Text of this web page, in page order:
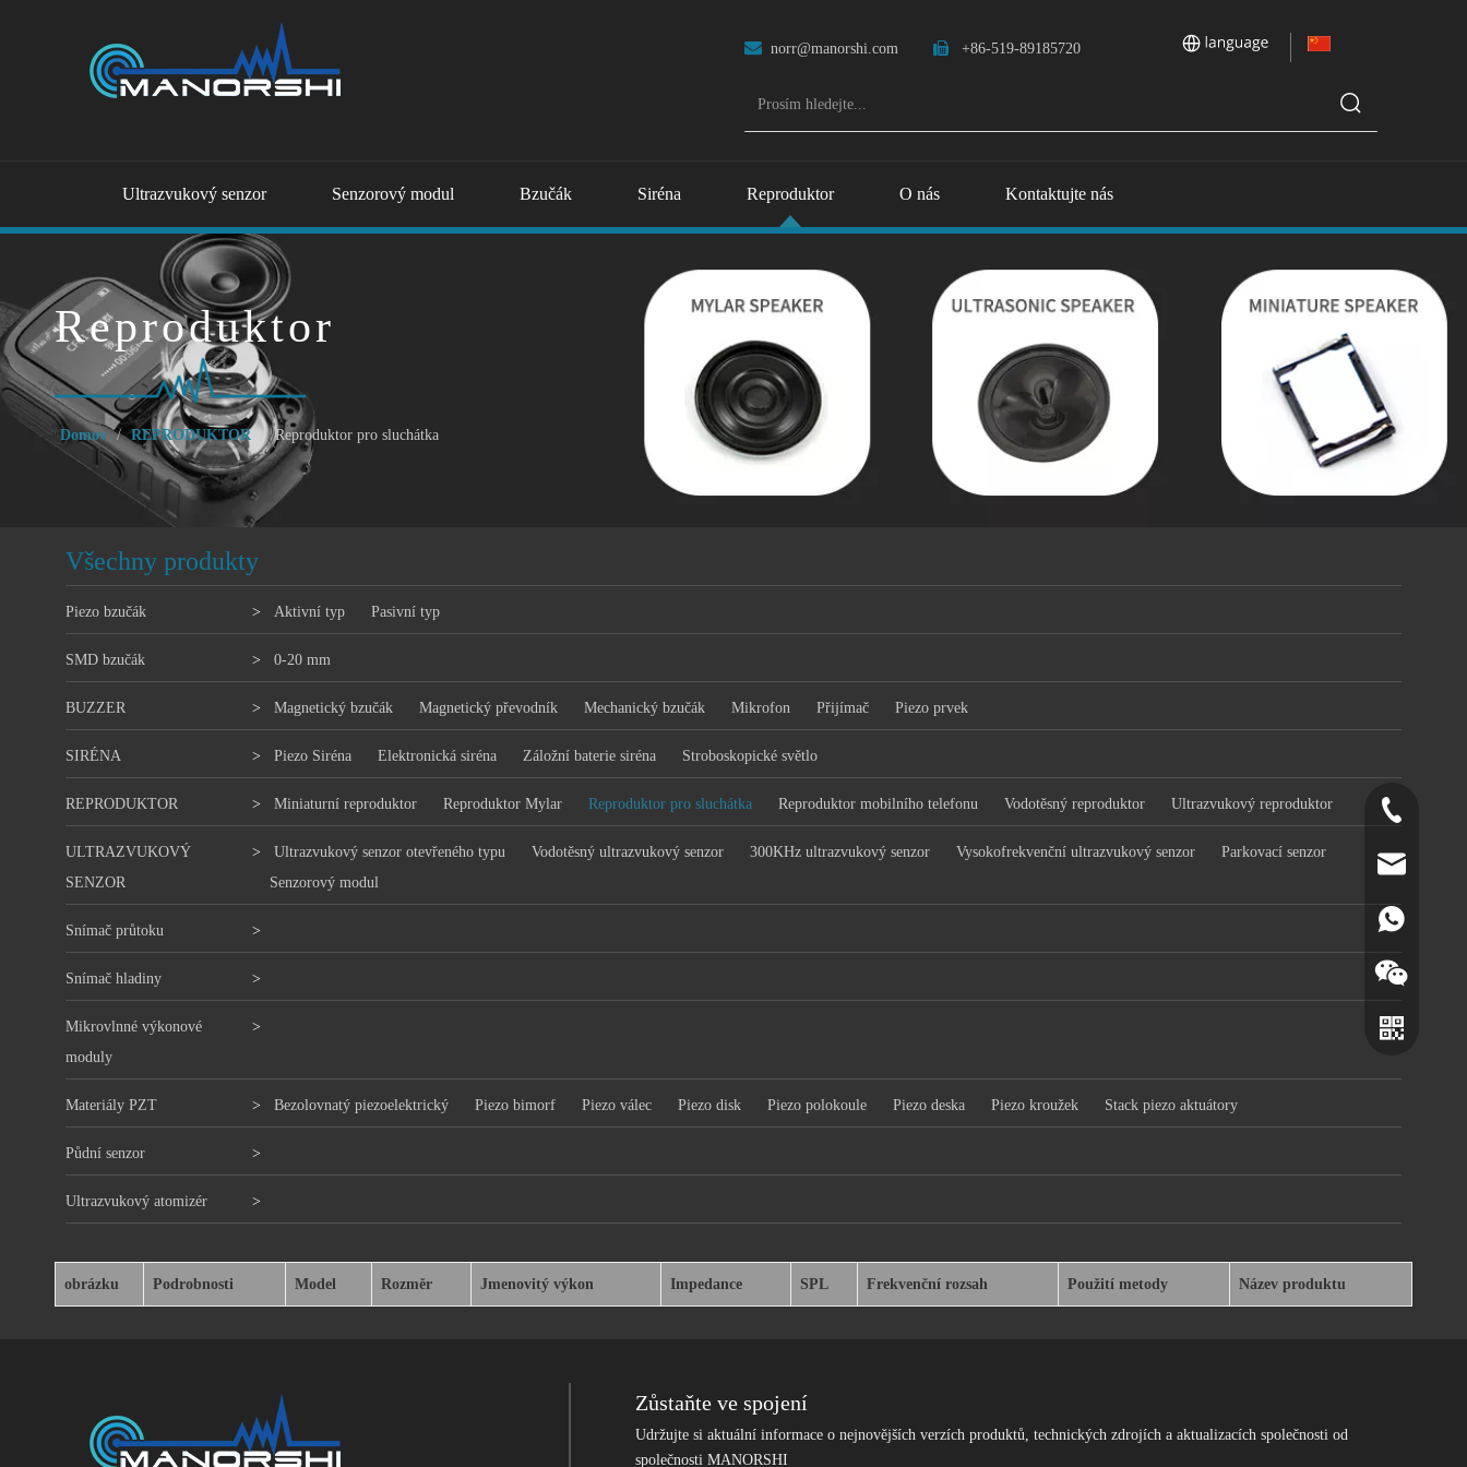
 norr@manorshi.com  +86-519-89185720
Ultrazvukový senzor Senzorový modul Bzučák Siréna Reproduktor O nás Kontaktujte nás
Reproduktor
Domov / REPRODUKTOR / Reproduktor pro sluchátka
Všechny produkty
Piezo bzučák > Aktivní typ Pasivní typ
SMD bzučák > 0-20 mm
BUZZER > Magnetický bzučák Magnetický převodník Mechanický bzučák Mikrofon Přijímač Piezo prvek
SIRÉNA > Piezo Siréna Elektronická siréna Záložní baterie siréna Stroboskopické světlo
REPRODUKTOR > Miniaturní reproduktor Reproduktor Mylar Reproduktor pro sluchátka Reproduktor mobilního telefonu Vodotěsný reproduktor Ultrazvukový reproduktor
ULTRAZVUKOVÝ
SENZOR
> Ultrazvukový senzor otevřeného typu Vodotěsný ultrazvukový senzor 300KHz ultrazvukový senzor Vysokofrekvenční ultrazvukový senzor
Parkovací senzor
Senzorový modul
Snímač průtoku >
Snímač hladiny >
Mikrovlnné výkonové
moduly
>
Materiály PZT > Bezolovnatý piezoelektrický Piezo bimorf Piezo válec Piezo disk Piezo polokoule Piezo deska Piezo kroužek Stack piezo aktuátory
Půdní senzor >
Ultrazvukový atomizér >
obrázku Podrobnosti Model Rozměr Jmenovitý výkon Impedance SPL Frekvenční rozsah Použití metody Název produktu
Zůstaňte ve spojení
Udržujte si aktuální informace o nejnovějších verzích produktů, technických zdrojích a aktualizacích společnosti od
společnosti MANORSHI
+86-519-